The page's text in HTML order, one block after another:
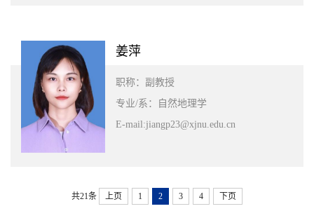
姜萍
职称：副教授
专业/系：自然地理学
E-mail:jiangp23@xjnu.edu.cn
共21条 上页 1 2 3 4 下页